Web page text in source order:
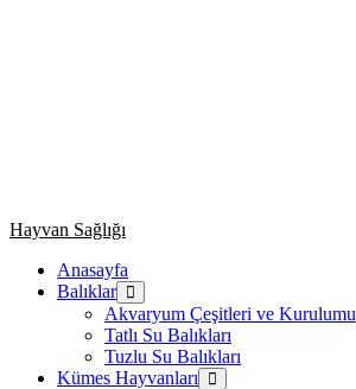
Primary
Hayvan Sağlığı
Anasayfa
Balıklar
Akvaryum Çeşitleri ve Kurulumu
Tatlı Su Balıkları
Tuzlu Su Balıkları
Kümes Hayvanları